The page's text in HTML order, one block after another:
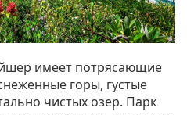
имеет потрясающие
горы, густые
чистых озер. Парк